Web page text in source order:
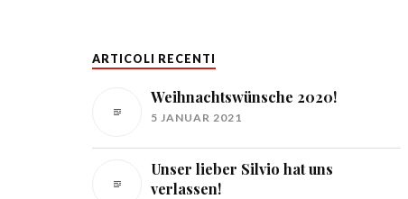
ARTICOLI RECENTI
Weihnachtswünsche 2020!
5 JANUAR 2021
Unser lieber Silvio hat uns
verlassen!